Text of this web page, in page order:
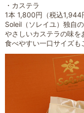
・カステラ
1本 1,800円（税込1,944
Soleil（ソレイユ）独自
やさしいカステラの味を
食べやすい一口サイズも